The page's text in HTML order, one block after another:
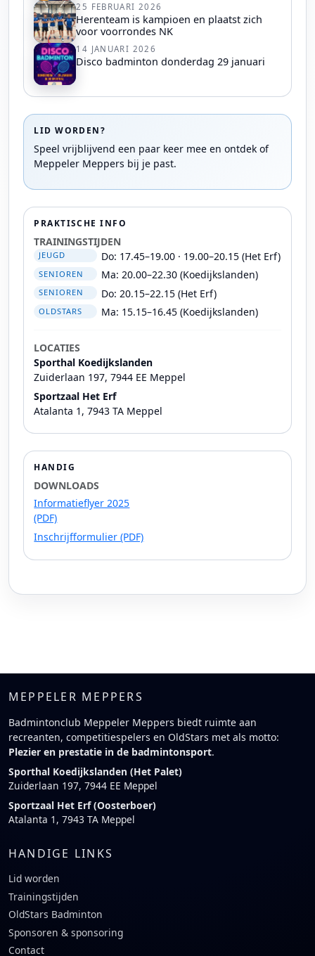
25 FEBRUARI 2026
Herenteam is kampioen en plaatst zich
voor voorrondes NK
14 JANUARI 2026
Disco badminton donderdag 29 januari
LID WORDEN?
Speel vrijblijvend een paar keer mee en ontdek of
Meppeler Meppers bij je past.
PRAKTISCHE INFO
TRAININGSTIJDEN
JEUGD Do: 17.45–19.00 · 19.00–20.15 (Het Erf)
SENIOREN Ma: 20.00–22.30 (Koedijkslanden)
SENIOREN Do: 20.15–22.15 (Het Erf)
OLDSTARS Ma: 15.15–16.45 (Koedijkslanden)
LOCATIES
Sporthal Koedijkslanden
Zuiderlaan 197, 7944 EE Meppel
Sportzaal Het Erf
Atalanta 1, 7943 TA Meppel
HANDIG
DOWNLOADS
Informatieflyer 2025
(PDF)
Inschrijfformulier (PDF)
MEPPELER MEPPERS
Badmintonclub Meppeler Meppers biedt ruimte aan
recreanten, competitiespelers en OldStars met als motto:
Plezier en prestatie in de badmintonsport.
Sporthal Koedijkslanden (Het Palet)
Zuiderlaan 197, 7944 EE Meppel
Sportzaal Het Erf (Oosterboer)
Atalanta 1, 7943 TA Meppel
HANDIGE LINKS
Lid worden
Trainingstijden
OldStars Badminton
Sponsoren & sponsoring
Contact